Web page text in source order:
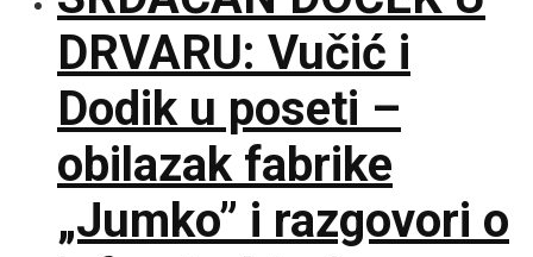
DRVARU: Vučić i
Dodik u poseti –
obilazak fabrike
„Jumko” i razgovori o